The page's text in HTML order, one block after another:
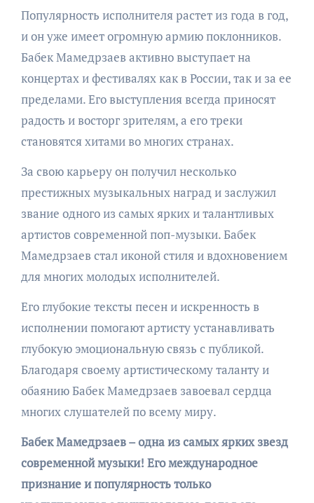
Популярность исполнителя растет из года в год,
и он уже имеет огромную армию поклонников.
Бабек Мамедрзаев активно выступает на
концертах и фестивалях как в России, так и за ее
пределами. Его выступления всегда приносят
радость и восторг зрителям, а его треки
становятся хитами во многих странах.
За свою карьеру он получил несколько
престижных музыкальных наград и заслужил
звание одного из самых ярких и талантливых
артистов современной поп-музыки. Бабек
Мамедрзаев стал иконой стиля и вдохновением
для многих молодых исполнителей.
Его глубокие тексты песен и искренность в
исполнении помогают артисту устанавливать
глубокую эмоциональную связь с публикой.
Благодаря своему артистическому таланту и
обаянию Бабек Мамедрзаев завоевал сердца
многих слушателей по всему миру.
Бабек Мамедрзаев – одна из самых ярких звезд
современной музыки! Его международное
признание и популярность только